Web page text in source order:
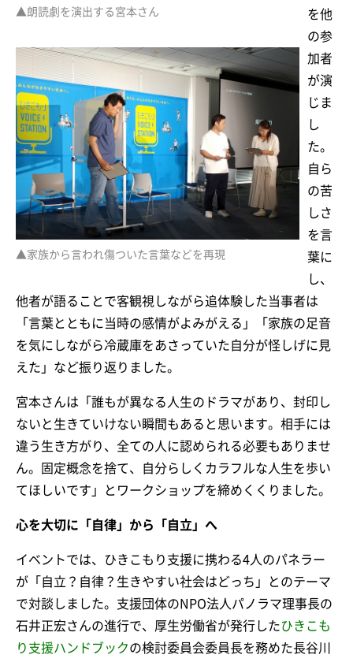
▲朗読劇を演出する宮本さん
▲家族から言われ傷ついた言葉などを再現
を他
の参
加者
が演
じま
し
た。
自ら
の苦
しさ
を言
葉に
し、
他者が語ることで客観視しながら追体験した当事者は
「言葉とともに当時の感情がよみがえる」「家族の足音
を気にしながら冷蔵庫をあさっていた自分が怪しげに見
えた」など振り返りました。
宮本さんは「誰もが異なる人生のドラマがあり、封印し
ないと生きていけない瞬間もあると思います。相手には
違う生き方がり、全ての人に認められる必要もありませ
ん。固定概念を捨て、自分らしくカラフルな人生を歩い
てほしいです」とワークショップを締めくくりました。
心を大切に「自律」から「自立」へ
イベントでは、ひきこもり支援に携わる4人のパネラー
が「自立？自律？生きやすい社会はどっち」とのテーマ
で対談しました。支援団体のNPO法人パノラマ理事長の
石井正宏さんの進行で、厚生労働省が発行したひきこも
り支援ハンドブックの検討委員会委員長を務めた長谷川